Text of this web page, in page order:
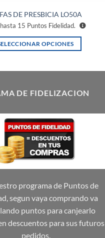
DE PRESBICIA LO50A
15 Puntos Fidelidad.
OPCIONES
múltiples
Las
opciones
se
pueden
elegir
en
la
producto
DE FIDELIZACION
programa de Puntos de
segun vaya comprando va
puntos para canjearlo
descuentos para sus futuros
pedidos.